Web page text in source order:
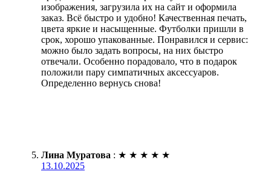
изображения, загрузила их на сайт и оформила
заказ. Всё быстро и удобно! Качественная печать,
цвета яркие и насыщенные. Футболки пришли в
срок, хорошо упакованные. Понравился и сервис:
можно было задать вопросы, на них быстро
отвечали. Особенно порадовало, что в подарок
положили пару симпатичных аксессуаров.
Определенно вернусь снова!
Лина Муратова : ★ ★ ★ ★ ★
13.10.2025